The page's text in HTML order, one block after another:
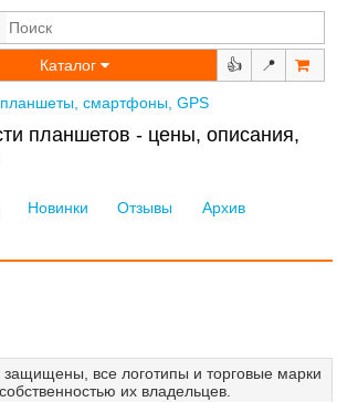
Каталог 👍 📍
планшеты, смартфоны, GPS
планшетов - цены, описания,
Новинки Отзывы
Архив
все логотипы и торговые марки
их владельцев.